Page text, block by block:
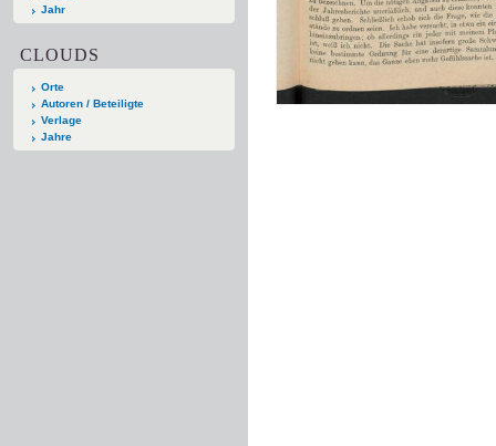
Jahr
CLOUDS
Orte
Autoren / Beteiligte
Verlage
Jahre